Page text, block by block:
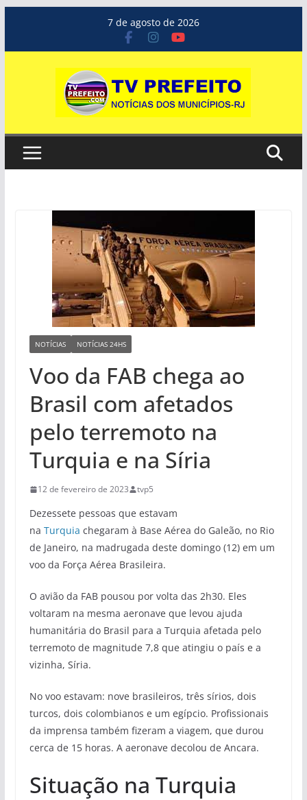
o
7 de agosto de 2026
NOTÍCIAS NOTÍCIAS 24HS
Voo da FAB chega ao
Brasil com afetados
pelo terremoto na
Turquia e na Síria
12 de fevereiro de 2023 tvp5
Dezessete pessoas que estavam
na Turquia chegaram à Base Aérea do Galeão, no Rio
de Janeiro, na madrugada deste domingo (12) em um
voo da Força Aérea Brasileira.
O avião da FAB pousou por volta das 2h30. Eles
voltaram na mesma aeronave que levou ajuda
humanitária do Brasil para a Turquia afetada pelo
terremoto de magnitude 7,8 que atingiu o país e a
vizinha, Síria.
No voo estavam: nove brasileiros, três sírios, dois
turcos, dois colombianos e um egípcio. Profissionais
da imprensa também fizeram a viagem, que durou
cerca de 15 horas. A aeronave decolou de Ancara.
Situação na Turquia